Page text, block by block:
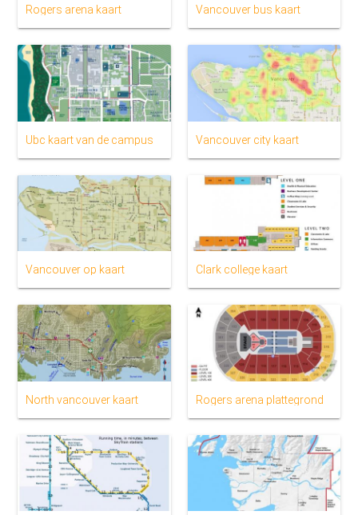
Rogers arena kaart Vancouver bus kaart
Ubc kaart van de campus Vancouver city kaart
Vancouver op kaart Clark college kaart
North vancouver kaart Rogers arena plattegrond